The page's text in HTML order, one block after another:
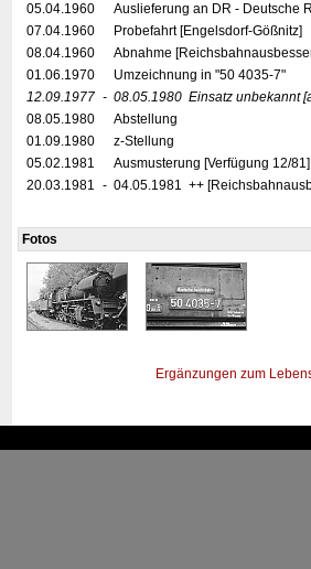
05.04.1960
Auslieferung an DR - Deutsche
07.04.1960
Probefahrt [Engelsdorf-Gößnitz]
08.04.1960
Abnahme
01.06.1970
Umzeichnung in "50 4035-7"
12.09.1977 - 08.05.1980 Einsatz unbekannt
08.05.1980
Abstellung
01.09.1980
z-Stellung
05.02.1981
Ausmusterung [Verfügung 12/
20.03.1981 - 04.05.1981 ++
Fotos
Ergänzungen zum